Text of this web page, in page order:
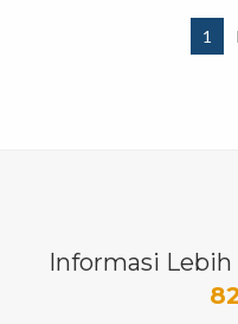
1
Informasi